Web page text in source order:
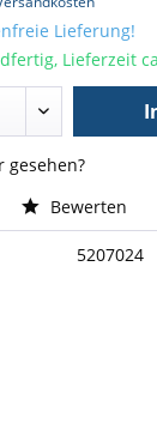
Lieferung!
Lieferzeit
gesehen?
Bewerten
5207024